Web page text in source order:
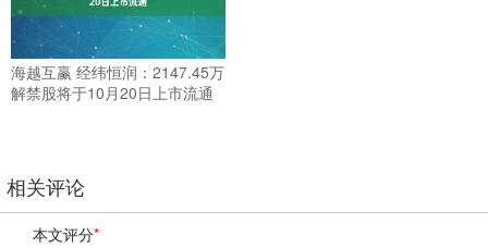
海越互赢 经纬恒润：2147.45万
解禁股将于10月20日上市流通
相关评论
本文评分*